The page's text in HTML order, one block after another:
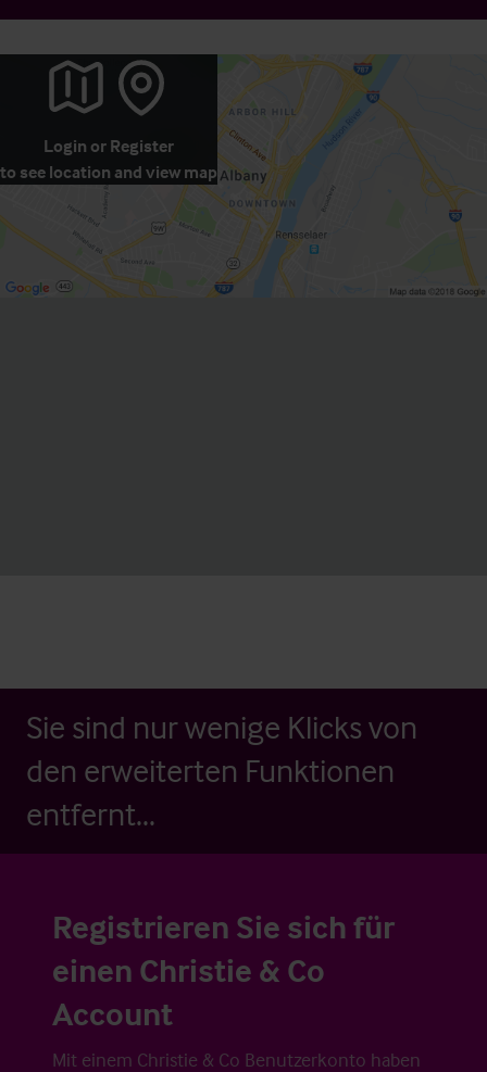
Login or Register
to see location and view map
Sie sind nur wenige Klicks von
den erweiterten Funktionen
entfernt...
Registrieren Sie sich für
einen Christie & Co
Account
Mit einem Christie & Co Benutzerkonto haben